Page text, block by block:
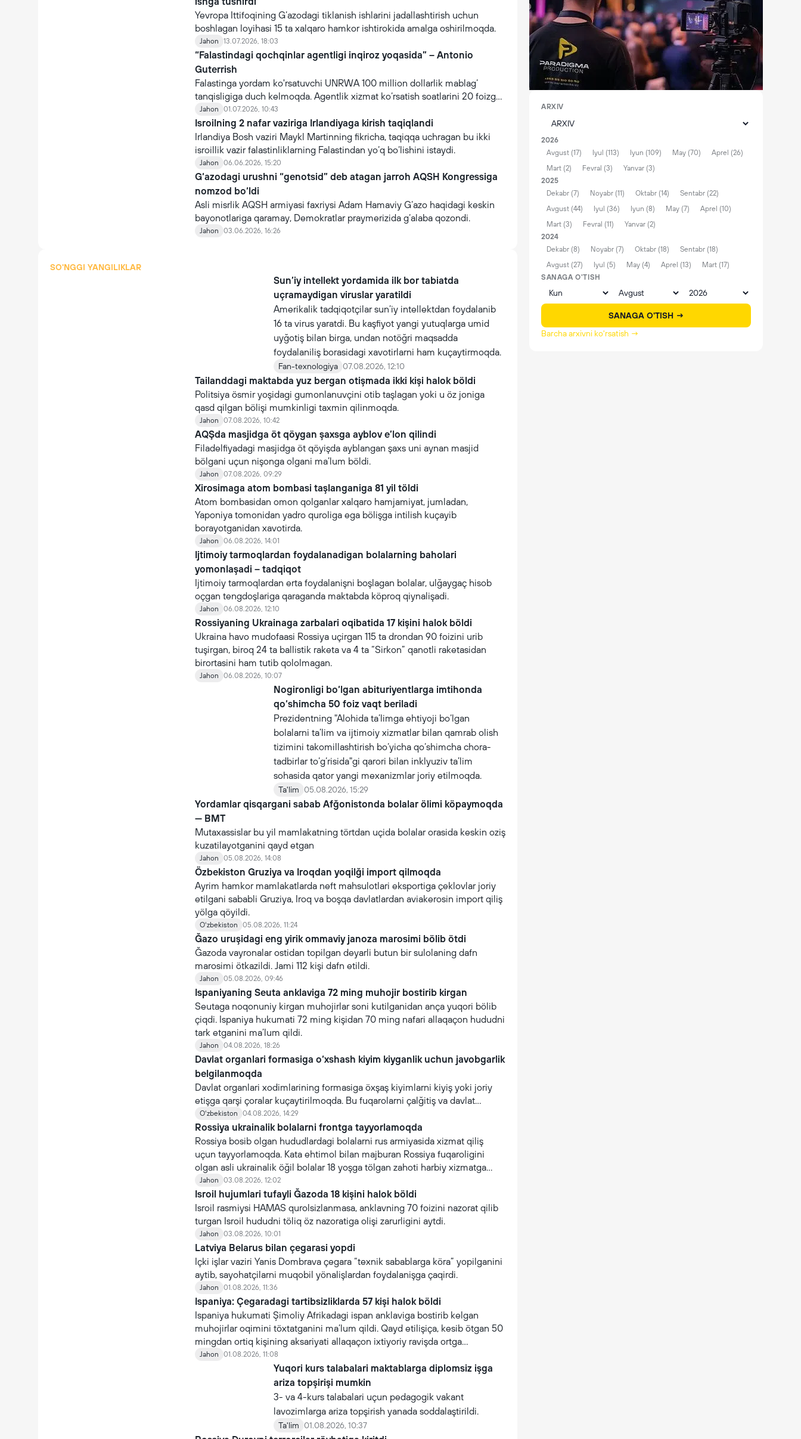
Yevropa Ittifoqining G‘azodagi tiklanish ishlarini jadallashtirish uchun
boshlagan loyihasi 15 ta xalqaro hamkor ishtirokida amalga oshirilmoqda.
Jahon 13.07.2026, 18:03
“Falastindagi qochqinlar agentligi inqiroz yoqasida” – Antonio
Guterrish
Falastinga yordam ko'rsatuvchi UNRWA 100 million dollarlik mablag‘
tanqisligiga duch kelmoqda. Agentlik xizmat ko‘rsatish soatlarini 20 foizga
kamaytirgan
Jahon 01.07.2026, 10:43
Isroilning 2 nafar vaziriga Irlandiyaga kirish taqiqlandi
Irlandiya Bosh vaziri Maykl Martinning fikricha, taqiqqa uchragan bu ikki
isroillik vazir falastinliklarning Falastindan yo‘q bo‘lishini istaydi.
Jahon 06.06.2026, 15:20
G‘azodagi urushni “genotsid” deb atagan jarroh AQSH Kongressiga
nomzod bo‘ldi
Asli misrlik AQSH armiyasi faxriysi Adam Hamaviy G‘azo haqidagi keskin
bayonotlariga qaramay, Demokratlar praymerizida g‘alaba qozondi.
Jahon 03.06.2026, 16:26
SO'NGGI YANGILIKLAR
Sun’iy intellekt yordamida ilk bor tabiatda
uçramaydigan viruslar yaratildi
Amerikalik tadqiqotçilar sun’iy intellektdan foydalanib
16 ta virus yaratdi. Bu kaşfiyot yangi yutuqlarga umid
uyğotiş bilan birga, undan notöğri maqsadda
foydalaniliş borasidagi xavotirlarni ham kuçaytirmoqda.
Fan-texnologiya 07.08.2026, 12:10
Tailanddagi maktabda yuz bergan otişmada ikki kişi halok böldi
Politsiya ösmir yoşidagi gumonlanuvçini otib taşlagan yoki u öz joniga
qasd qilgan bölişi mumkinligi taxmin qilinmoqda.
Jahon 07.08.2026, 10:42
AQŞda masjidga öt qöygan şaxsga ayblov e’lon qilindi
Filadelfiyadagi masjidga öt qöyişda ayblangan şaxs uni aynan masjid
bölgani uçun nişonga olgani ma’lum böldi.
Jahon 07.08.2026, 09:29
Xirosimaga atom bombasi taşlanganiga 81 yil töldi
Atom bombasidan omon qolganlar xalqaro hamjamiyat, jumladan,
Yaponiya tomonidan yadro quroliga ega bölişga intilish kuçayib
borayotganidan xavotirda.
Jahon 06.08.2026, 14:01
Ijtimoiy tarmoqlardan foydalanadigan bolalarning baholari
yomonlaşadi – tadqiqot
Ijtimoiy tarmoqlardan erta foydalanişni boşlagan bolalar, ulğaygaç hisob
oçgan tengdoşlariga qaraganda maktabda köproq qiynalişadi.
Jahon 06.08.2026, 12:10
Rossiyaning Ukrainaga zarbalari oqibatida 17 kişini halok böldi
Ukraina havo mudofaasi Rossiya uçirgan 115 ta drondan 90 foizini urib
tuşirgan, biroq 24 ta ballistik raketa va 4 ta “Sirkon” qanotli raketasidan
birortasini ham tutib qololmagan.
Jahon 06.08.2026, 10:07
Nogironligi bo‘lgan abituriyentlarga imtihonda
qo‘shimcha 50 foiz vaqt beriladi
Prezidentning "Alohida ta’limga ehtiyoji bo‘lgan
bolalarni ta’lim va ijtimoiy xizmatlar bilan qamrab olish
tizimini takomillashtirish bo‘yicha qo‘shimcha chora-
tadbirlar to‘g‘risida"gi qarori bilan inklyuziv ta’lim
sohasida qator yangi mexanizmlar joriy etilmoqda.
Ta'lim 05.08.2026, 15:29
Yordamlar qisqargani sabab Afğonistonda bolalar ölimi köpaymoqda
— BMT
Mutaxassislar bu yil mamlakatning törtdan uçida bolalar orasida keskin oziş
kuzatilayotganini qayd etgan
Jahon 05.08.2026, 14:08
Özbekiston Gruziya va Iroqdan yoqilği import qilmoqda
Ayrim hamkor mamlakatlarda neft mahsulotlari eksportiga çeklovlar joriy
etilgani sababli Gruziya, Iroq va boşqa davlatlardan aviakerosin import qiliş
yölga qöyildi.
Oʻzbekiston 05.08.2026, 11:24
Ğazo uruşidagi eng yirik ommaviy janoza marosimi bölib ötdi
Ğazoda vayronalar ostidan topilgan deyarli butun bir sulolaning dafn
marosimi ötkazildi. Jami 112 kişi dafn etildi.
Jahon 05.08.2026, 09:46
Ispaniyaning Seuta anklaviga 72 ming muhojir bostirib kirgan
Seutaga noqonuniy kirgan muhojirlar soni kutilganidan ança yuqori bölib
çiqdi. Ispaniya hukumati 72 ming kişidan 70 ming nafari allaqaçon hududni
tark etganini ma’lum qildi.
Jahon 04.08.2026, 18:26
Davlat organlari formasiga o‘xshash kiyim kiyganlik uchun javobgarlik
belgilanmoqda
Davlat organlari xodimlarining formasiga öxşaş kiyimlarni kiyiş yoki joriy
etişga qarşi çoralar kuçaytirilmoqda. Bu fuqarolarni çalğitiş va davlat
organlari nomidan işonçning suiiste’mol qilinişini oldini olişga qaratilgan.
Oʻzbekiston 04.08.2026, 14:29
Rossiya ukrainalik bolalarni frontga tayyorlamoqda
Rossiya bosib olgan hududlardagi bolalarni rus armiyasida xizmat qiliş
uçun tayyorlamoqda. Kata ehtimol bilan majburan Rossiya fuqaroligini
olgan asli ukrainalik öğil bolalar 18 yoşga tölgan zahoti harbiy xizmatga
çaqiriladi.
Jahon 03.08.2026, 12:02
Isroil hujumlari tufayli Ğazoda 18 kişini halok böldi
Isroil rasmiysi HAMAS qurolsizlanmasa, anklavning 70 foizini nazorat qilib
turgan Isroil hududni töliq öz nazoratiga olişi zarurligini aytdi.
Jahon 03.08.2026, 10:01
Latviya Belarus bilan çegarasi yopdi
Içki işlar vaziri Yanis Dombrava çegara “texnik sabablarga köra” yopilganini
aytib, sayohatçilarni muqobil yönalişlardan foydalanişga çaqirdi.
Jahon 01.08.2026, 11:36
Ispaniya: Çegaradagi tartibsizliklarda 57 kişi halok böldi
Ispaniya hukumati Şimoliy Afrikadagi ispan anklaviga bostirib kelgan
muhojirlar oqimini töxtatganini ma’lum qildi. Qayd etilişiça, kesib ötgan 50
mingdan ortiq kişining aksariyati allaqaçon ixtiyoriy ravişda ortga
qaytmoqda.
Jahon 01.08.2026, 11:08
Yuqori kurs talabalari maktablarga diplomsiz işga
ariza topşirişi mumkin
3- va 4-kurs talabalari uçun pedagogik vakant
lavozimlarga ariza topşirish yanada soddalaştirildi.
Ta'lim 01.08.2026, 10:37
ARXIV
2026
Avgust (17)
Iyul (113) Iyun (109) May (70)
Aprel (26)
Mart (2)
Fevral (3)
Yanvar (3)
2025
Dekabr (7)
Noyabr (11) Oktabr (14)
Sentabr (22)
Avgust (44)
Iyul (36) Iyun (8) May (7)
Aprel (10)
Mart (3)
Fevral (11)
Yanvar (2)
2024
Dekabr (8)
Noyabr (7) Oktabr (18)
Sentabr (18)
Avgust (27)
Iyul (5) May (4) Aprel (13)
Mart (17)
SANAGA O'TISH
SANAGA O'TISH →
Barcha arxivni ko'rsatish →